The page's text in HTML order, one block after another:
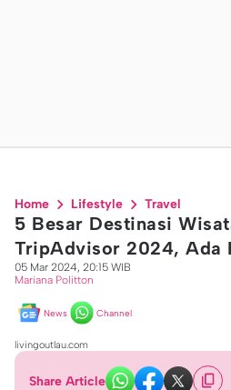
Home Lifestyle Travel
5 Besar Destinasi
TripAdvisor 2024, Ada
05 Mar 2024, 20:15 WIB
Mariana Politton
News Channel
livingoutlau.com
Share Article